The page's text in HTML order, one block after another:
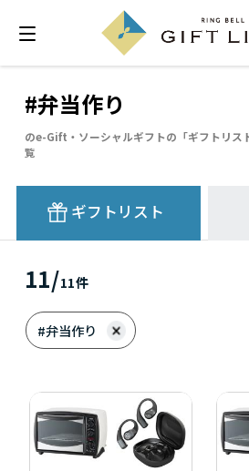
#弁当作り
のe-Gift・ソーシャルギフトの「ギフトリス
覧
ギフトリスト
11/11件
#弁当作り